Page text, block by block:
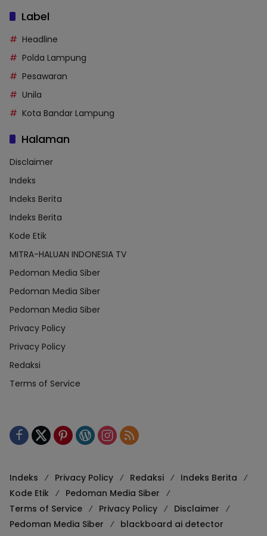
Label
Headline
Polda Lampung
Pesawaran
Unila
Kota Bandar Lampung
Halaman
Disclaimer
Indeks
Indeks Berita
Indeks Berita
Kode Etik
MITRA-HALUAN INDONESIA TV
Pedoman Media Siber
Pedoman Media Siber
Pedoman Media Siber
Privacy Policy
Privacy Policy
Redaksi
Terms of Service
Indeks Privacy Policy Redaksi
Indeks Berita
Kode Etik
Pedoman Media Siber
Terms of Service
Privacy Policy
Disclaimer
Pedoman Media Siber
blackboard ai detector